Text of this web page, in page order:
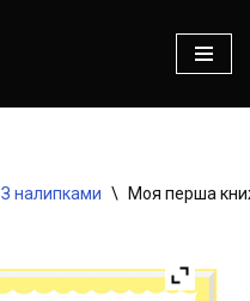
З налипками \ Моя перша